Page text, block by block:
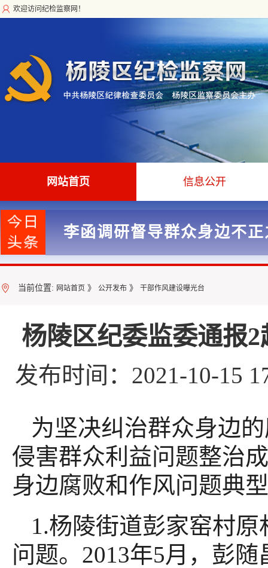
欢迎访问纪检监察网！
网站首页 信息公开
李函调研督导群众身边不
当前位置: 网站首页 》 公开发布 》 干部作风建设曝光台
杨陵区纪委监委通报
发布时间：2021-10-15
为坚决纠治群众身边
侵害群众利益问题整治
身边腐败和作风问题典
1.杨陵街道彭家窑村
问题。2013年5月，彭